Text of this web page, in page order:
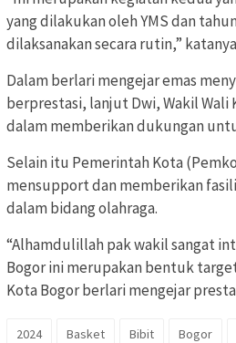
yang dilakukan oleh YMS dan
dilaksanakan secara rutin,”
Dalam berlari mengejar emas
berprestasi, lanjut Dwi, Wakil Wali
dalam memberikan dukungan
Selain itu Pemerintah Kota
mensupport dan memberikan
dalam bidang olahraga.
“Alhamdulillah pak wakil sangat
Bogor ini merupakan bentuk
Kota Bogor berlari mengejar
2024 Basket Bibit Bogor